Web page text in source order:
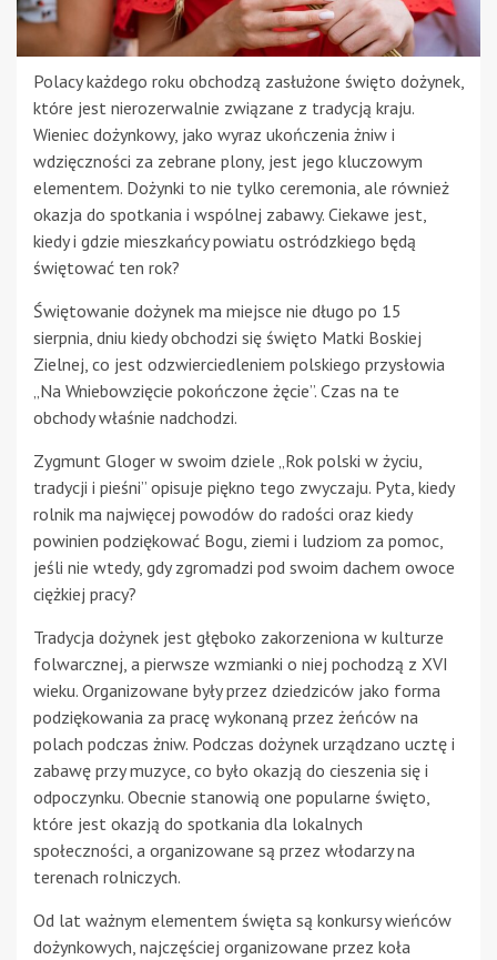
Polacy każdego roku obchodzą zasłużone święto dożynek,
które jest nierozerwalnie związane z tradycją kraju.
Wieniec dożynkowy, jako wyraz ukończenia żniw i
wdzięczności za zebrane plony, jest jego kluczowym
elementem. Dożynki to nie tylko ceremonia, ale również
okazja do spotkania i wspólnej zabawy. Ciekawe jest,
kiedy i gdzie mieszkańcy powiatu ostródzkiego będą
świętować ten rok?
Świętowanie dożynek ma miejsce nie długo po 15
sierpnia, dniu kiedy obchodzi się święto Matki Boskiej
Zielnej, co jest odzwierciedleniem polskiego przysłowia
„Na Wniebowzięcie pokończone żęcie”. Czas na te
obchody właśnie nadchodzi.
Zygmunt Gloger w swoim dziele „Rok polski w życiu,
tradycji i pieśni” opisuje piękno tego zwyczaju. Pyta, kiedy
rolnik ma najwięcej powodów do radości oraz kiedy
powinien podziękować Bogu, ziemi i ludziom za pomoc,
jeśli nie wtedy, gdy zgromadzi pod swoim dachem owoce
ciężkiej pracy?
Tradycja dożynek jest głęboko zakorzeniona w kulturze
folwarcznej, a pierwsze wzmianki o niej pochodzą z XVI
wieku. Organizowane były przez dziedziców jako forma
podziękowania za pracę wykonaną przez żeńców na
polach podczas żniw. Podczas dożynek urządzano ucztę i
zabawę przy muzyce, co było okazją do cieszenia się i
odpoczynku. Obecnie stanowią one popularne święto,
które jest okazją do spotkania dla lokalnych
społeczności, a organizowane są przez włodarzy na
terenach rolniczych.
Od lat ważnym elementem święta są konkursy wieńców
dożynkowych, najczęściej organizowane przez koła